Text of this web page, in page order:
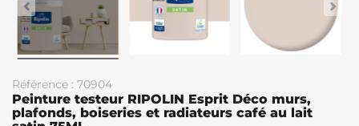
Référence : 70904
Peinture testeur RIPOLIN Esprit Déco murs,
plafonds, boiseries et radiateurs café au lait